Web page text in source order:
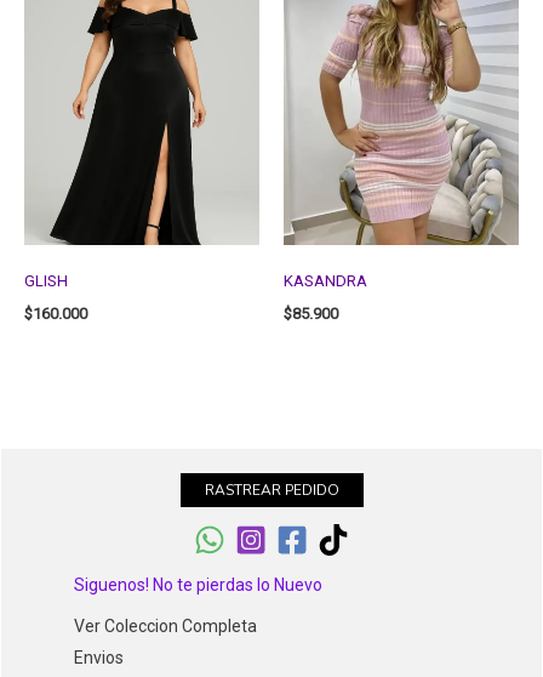
GLISH
$160.000
KASANDRA
$85.900
RASTREAR PEDIDO
Siguenos! No te pierdas lo Nuevo
Ver Coleccion Completa
Envios